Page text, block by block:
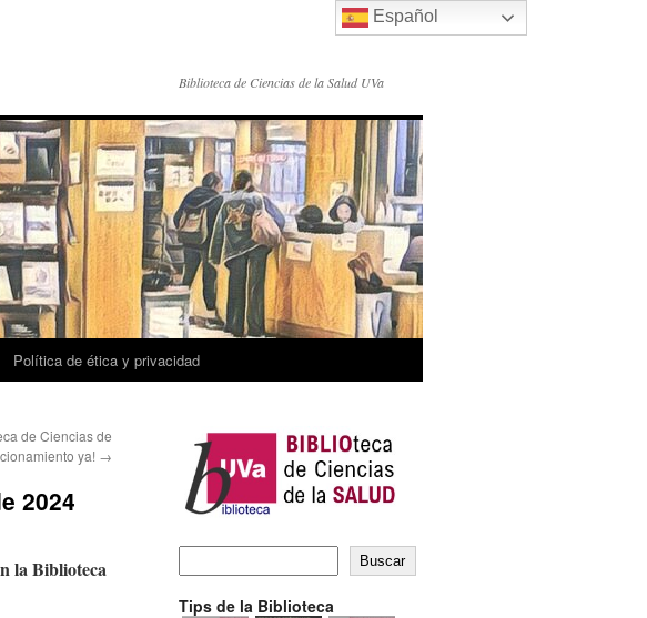
Biblioteca de Ciencias de la Salud UVa
Política de ética y privacidad
de Ciencias de
ya! →
2024
la Biblioteca
Buscar
Tips de la Biblioteca
Español